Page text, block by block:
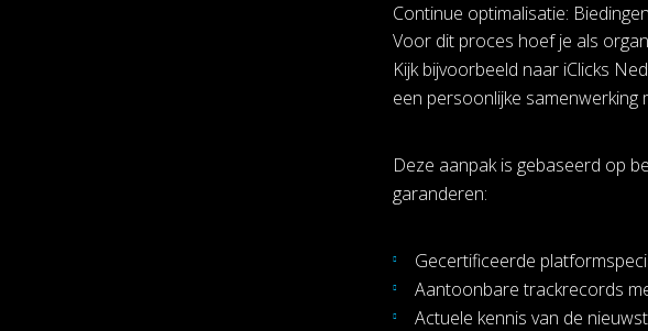
Continue optimalisatie:
Voor dit proces hoef je als
Kijk bijvoorbeeld naar iClicks
een persoonlijke
Deze aanpak is gebaseerd op
garanderen:
Gecertificeerde
Aantoonbare trackrecords
Actuele kennis van de